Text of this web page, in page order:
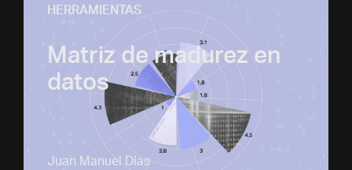
HERRAMIENTAS
Matriz de madurez en
datos
Juan Manuel Dias